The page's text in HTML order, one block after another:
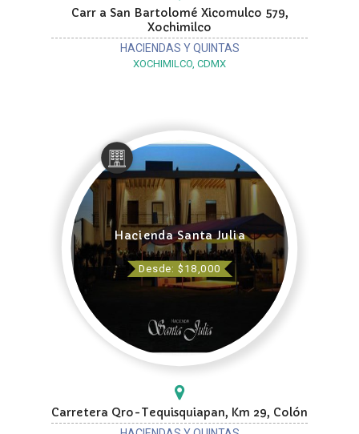
Carr a San Bartolomé Xicomulco 579,
Xochimilco
HACIENDAS Y QUINTAS
XOCHIMILCO, CDMX
Hacienda Santa Julia
Desde: $18,000
Carretera Qro-Tequisquiapan, Km 29, Colón